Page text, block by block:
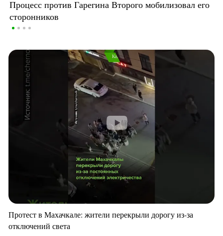
Процесс против Гарегина Второго мобилизовал его
сторонников
Протест в Махачкале: жители перекрыли дорогу из-за
отключений света